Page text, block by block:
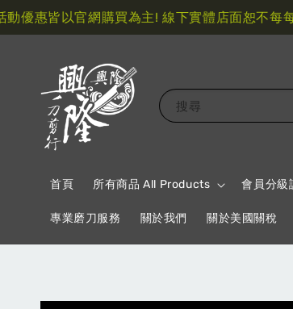
惠皆以官網購買為主! 線下實體店面恕不每每都
搜尋
首頁 所有商品 All Products 會員分級
專業磨刀服務 關於我們 關於美國關稅